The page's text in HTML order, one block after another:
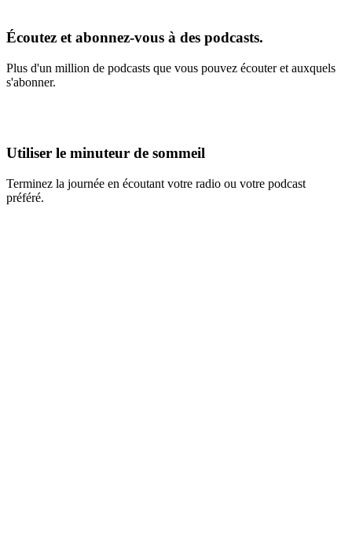
Écoutez et abonnez-vous à des podcasts.
Plus d'un million de podcasts que vous pouvez écouter et auxquels
s'abonner.
Utiliser le minuteur de sommeil
Terminez la journée en écoutant votre radio ou votre podcast
préféré.